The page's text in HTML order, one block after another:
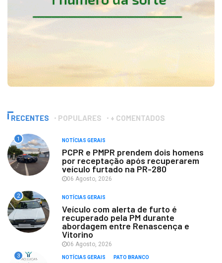
RECENTES POPULARES + COMENTADOS
1 NOTÍCIAS GERAIS
PCPR e PMPR prendem dois homens
por receptação após recuperarem
veículo furtado na PR-280
06 Agosto, 2026
2 NOTÍCIAS GERAIS
Veículo com alerta de furto é
recuperado pela PM durante
abordagem entre Renascença e
Vitorino
06 Agosto, 2026
3 NOTÍCIAS GERAIS PATO BRANCO